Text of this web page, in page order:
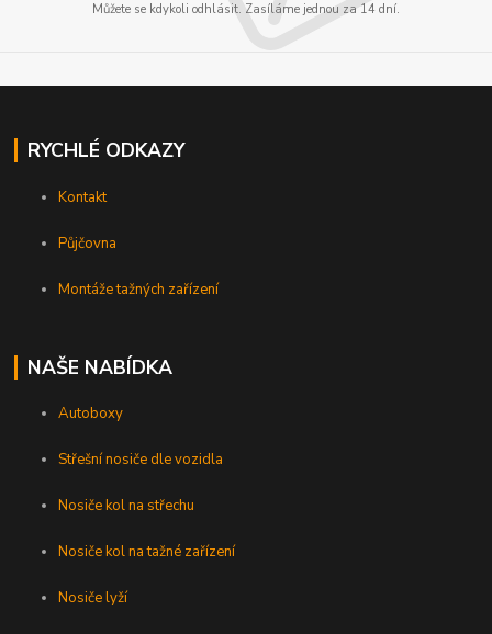
Můžete se kdykoli odhlásit. Zasíláme jednou za 14 dní.
RYCHLÉ ODKAZY
Kontakt
Půjčovna
Montáže tažných zařízení
NAŠE NABÍDKA
Autoboxy
Střešní nosiče dle vozidla
Nosiče kol na střechu
Nosiče kol na tažné zařízení
Nosiče lyží